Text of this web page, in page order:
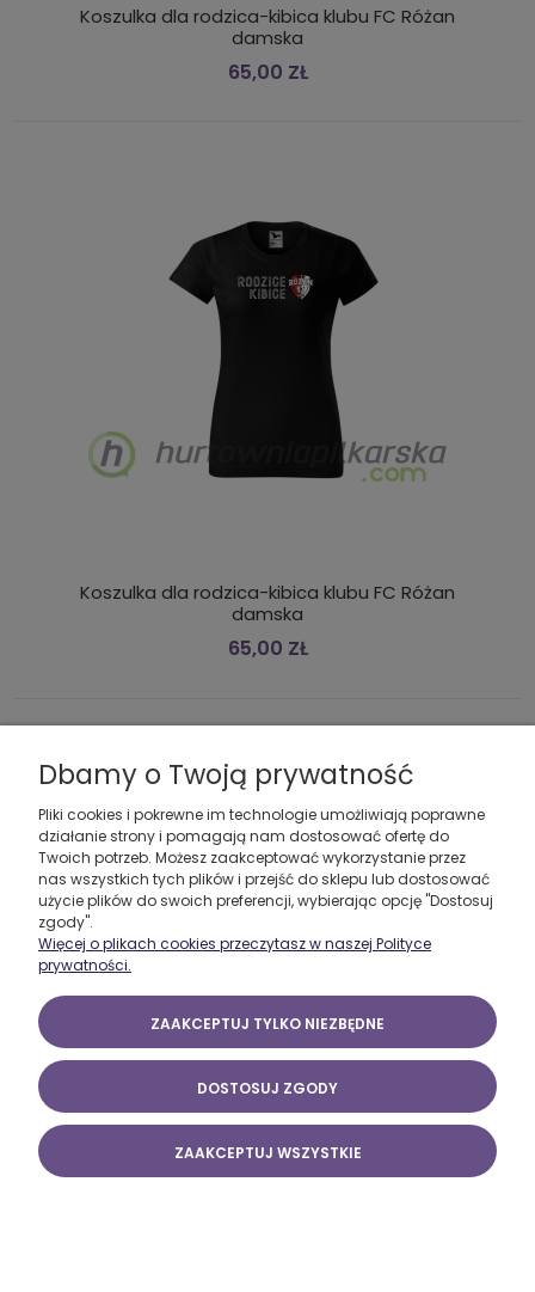
Koszulka dla rodzica-kibica klubu FC Różan
damska
65,00 ZŁ
Koszulka dla rodzica-kibica klubu FC Różan
damska
65,00 ZŁ
Koszulka dla rodzica-kibica klubu FC Różan męska
Dbamy o Twoją prywatność
Pliki cookies i pokrewne im technologie umożliwiają poprawne
działanie strony i pomagają nam dostosować ofertę do
Twoich potrzeb. Możesz zaakceptować wykorzystanie przez
nas wszystkich tych plików i przejść do sklepu lub dostosować
użycie plików do swoich preferencji, wybierając opcję "Dostosuj
zgody".
Więcej o plikach cookies przeczytasz w naszej Polityce
prywatności.
ZAAKCEPTUJ TYLKO NIEZBĘDNE
DOSTOSUJ ZGODY
ZAAKCEPTUJ WSZYSTKIE